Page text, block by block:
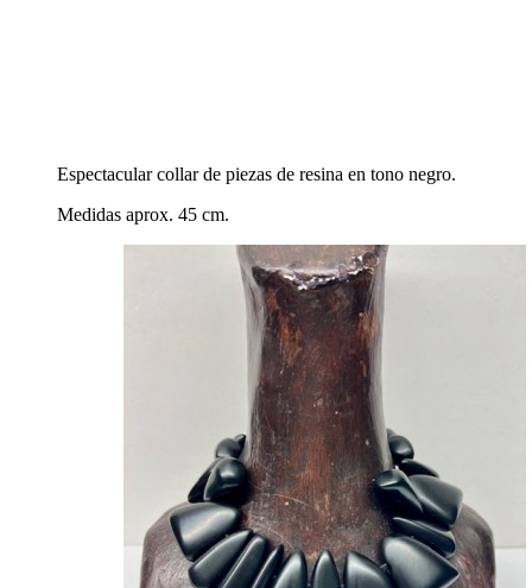
Espectacular collar de piezas de resina en tono negro.
Medidas aprox. 45 cm.